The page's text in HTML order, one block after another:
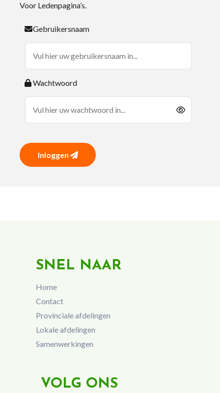
Voor Ledenpagina’s.
Gebruikersnaam
Wachtwoord
Inloggen
SNEL NAAR
Home
Contact
Provinciale afdelingen
Lokale afdelingen
Samenwerkingen
VOLG ONS